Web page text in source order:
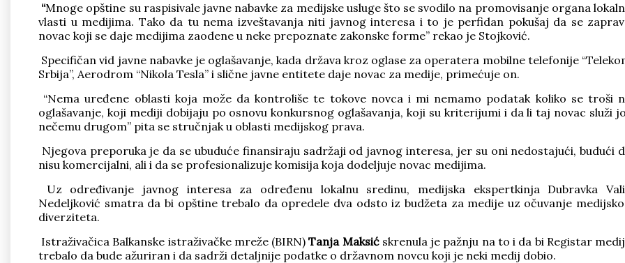
“Mnoge opštine su raspisivale javne nabavke za medijske usluge što se svodilo na promovisanje organa
vlasti u medijima. Tako da tu nema izveštavanja niti javnog interesa i to je perfidan pokušaj da se
novac koji se daje medijima zaodene u neke prepoznate zakonske forme” rekao je Stojković.
Specifičan vid javne nabavke je oglašavanje, kada država kroz oglase za operatera mobilne telefonije
Srbija”, Aerodrom “Nikola Tesla” i slične javne entitete daje novac za medije, primećuje on.
“Nema uređene oblasti koja može da kontroliše te tokove novca i mi nemamo podatak koliko se troši
oglašavanje, koji mediji dobijaju po osnovu konkursnog oglašavanja, koji su kriterijumi i da li taj novac služi
nečemu drugom” pita se stručnjak u oblasti medijskog prava.
Njegova preporuka je da se ubuduće finansiraju sadržaji od javnog interesa, jer su oni nedostajući, budući
nisu komercijalni, ali i da se profesionalizuje komisija koja dodeljuje novac medijima.
Uz određivanje javnog interesa za određenu lokalnu sredinu, medijska ekspertkinja Dubravka
Nedeljković smatra da bi opštine trebalo da opredele dva odsto iz budžeta za medije uz očuvanje
diverziteta.
Istraživačica Balkanske istraživačke mreže (BIRN) Tanja Maksićskrenula je pažnju na to i da bi Registar
trebalo da bude ažuriran i da sadrži detaljnije podatke o državnom novcu koji je neki medij dobio.